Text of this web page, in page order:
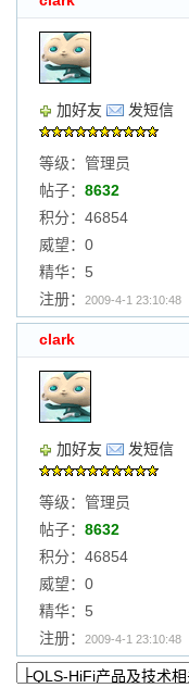
加好友 发短信
等级：管理员
帖子： 8632
积分：46854
威望：0
精华：5
注册：
2009-4-1 23:10:48
clark
加好友 发短信
等级：管理员
帖子： 8632
积分：46854
威望：0
精华：5
注册：
2009-4-1 23:10:48